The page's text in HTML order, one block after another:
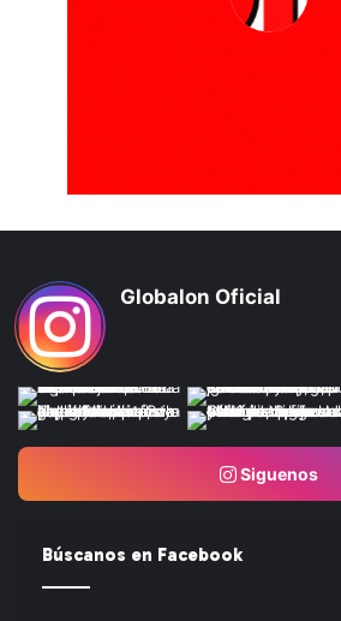
Globalon Oficial
Siguenos
Búscanos en Facebook